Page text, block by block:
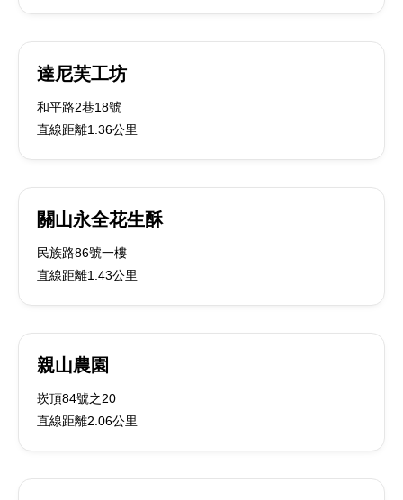
達尼芙工坊
和平路2巷18號
直線距離1.36公里
關山永全花生酥
民族路86號一樓
直線距離1.43公里
親山農園
崁頂84號之20
直線距離2.06公里